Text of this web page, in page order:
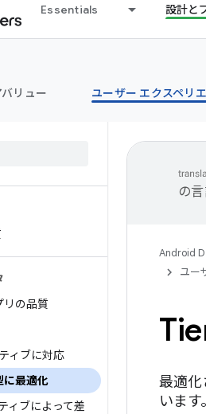
Essentials 設計と
バリュー ユーザー エクスペリ
リの品質
ィブに対応
最適化
ィブによって差
の
Android
ユー
最適化
います。